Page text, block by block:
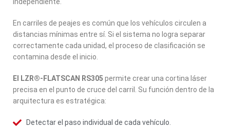
independiente.
En carriles de peajes es común que los vehículos circulen a
distancias mínimas entre sí. Si el sistema no logra separar
correctamente cada unidad, el proceso de clasificación se
contamina desde el inicio.
El LZR®-FLATSCAN RS305 permite crear una cortina láser
precisa en el punto de cruce del carril. Su función dentro de la
arquitectura es estratégica:
Detectar el paso individual de cada vehículo.